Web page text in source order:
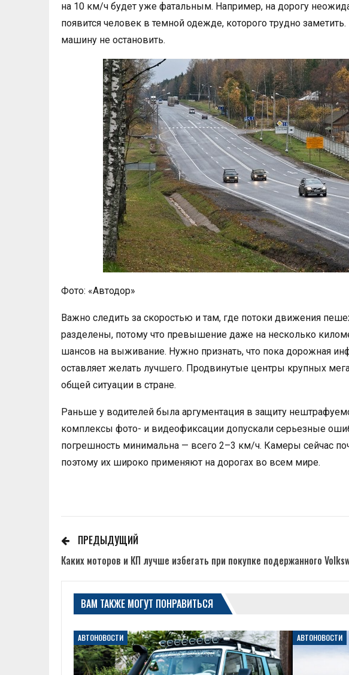
на 10 км/ч будет уже фатальным. Например, на дорогу
появится человек в темной одежде, которого трудно
машину не остановить.
Фото: «Автодор»
Важно следить за скоростью и там, где потоки движения
разделены, потому что превышение даже на несколько
шансов на выживание. Нужно признать, что пока дорожная
оставляет желать лучшего. Продвинутые центры крупных
общей ситуации в стране.
Раньше у водителей была аргументация в защиту
комплексы фото- и видеофиксации допускали серьезные
погрешность минимальна — всего 2–3 км/ч. Камеры сейчас
поэтому их широко применяют на дорогах во всем мире.
ПРЕДЫДУЩИЙ
Каких моторов и КП лучше избегать при покупке подержанного
ВАМ ТАКЖЕ МОГУТ ПОНРАВИТЬСЯ
АВТОНОВОСТИ АВТОНОВОСТИ